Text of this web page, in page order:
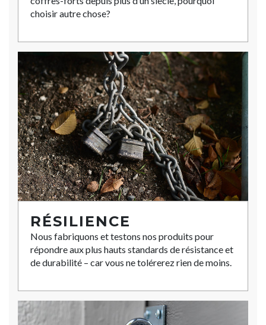
choisir autre chose?
RÉSILIENCE
Nous fabriquons et testons nos produits pour
répondre aux plus hauts standards de résistance et
de durabilité – car vous ne tolérerez rien de moins.